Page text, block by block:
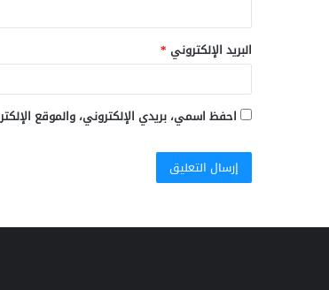
البريد الإلكتروني *
احفظ اسمي، بريدي الإلكتروني، والموقع